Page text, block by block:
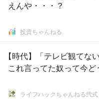
えんや・・・？
投資ちゃんねる
【時代】「テレビ観て
これ言ってた奴って今ど
ライフハックちゃんねる弐式